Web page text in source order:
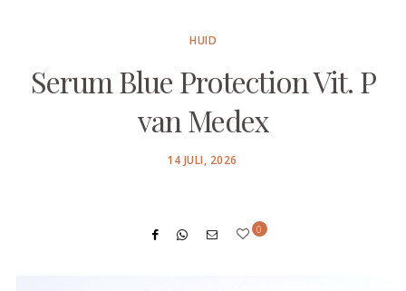
HUID
Serum Blue Protection Vit. P
van Medex
POSTED
14 JULI, 2026
0